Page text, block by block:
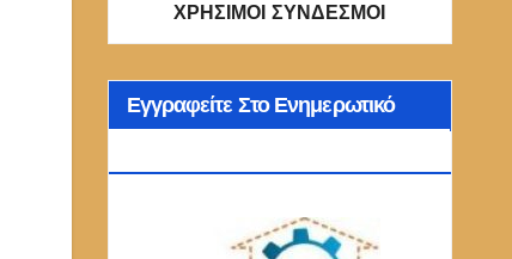
ΧΡΗΣΙΜΟΙ ΣΥΝΔΕΣΜΟΙ
Εγγραφείτε Στο Ενημερωτικό